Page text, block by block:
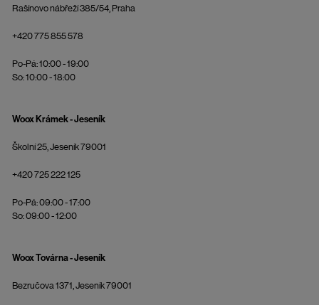
Rašínovo nábřeží 385/54, Praha
+420 775 855 578
Po-Pá: 10:00 - 19:00
So: 10:00 - 18:00
Woox Krámek - Jeseník
Školní 25, Jeseník 79001
+420 725 222 125
Po-Pá: 09:00 - 17:00
So: 09:00 - 12:00
Woox Továrna - Jeseník
Bezručova 1371, Jeseník 79001